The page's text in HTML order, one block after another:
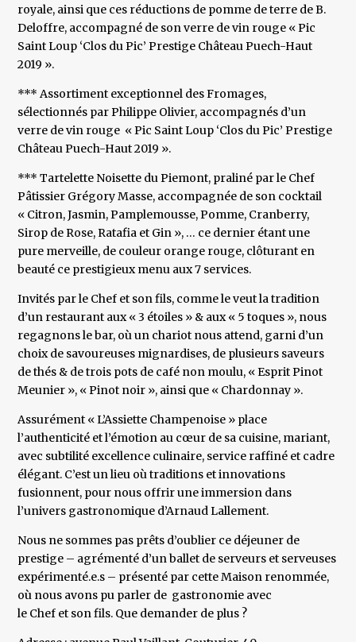
royale, ainsi que ces réductions de pomme de terre de B.
Deloffre, accompagné de son verre de vin rouge « Pic
Saint Loup ‘Clos du Pic’ Prestige Château Puech-Haut
2019 ».
*** Assortiment exceptionnel des Fromages,
sélectionnés par Philippe Olivier, accompagnés d’un
verre de vin rouge « Pic Saint Loup ‘Clos du Pic’ Prestige
Château Puech-Haut 2019 ».
*** Tartelette Noisette du Piemont, praliné par le Chef
Pâtissier Grégory Masse, accompagnée de son cocktail
« Citron, Jasmin, Pamplemousse, Pomme, Cranberry,
Sirop de Rose, Ratafia et Gin », … ce dernier étant une
pure merveille, de couleur orange rouge, clôturant en
beauté ce prestigieux menu aux 7 services.
Invités par le Chef et son fils, comme le veut la tradition
d’un restaurant aux « 3 étoiles » & aux « 5 toques », nous
regagnons le bar, où un chariot nous attend, garni d’un
choix de savoureuses mignardises, de plusieurs saveurs
de thés & de trois pots de café non moulu, « Esprit Pinot
Meunier », « Pinot noir », ainsi que « Chardonnay ».
Assurément « L’Assiette Champenoise » place
l’authenticité et l’émotion au cœur de sa cuisine, mariant,
avec subtilité excellence culinaire, service raffiné et cadre
élégant. C’est un lieu où traditions et innovations
fusionnent, pour nous offrir une immersion dans
l’univers gastronomique d’Arnaud Lallement.
Nous ne sommes pas prêts d’oublier ce déjeuner de
prestige – agrémenté d’un ballet de serveurs et serveuses
expérimenté.e.s – présenté par cette Maison renommée,
où nous avons pu parler de gastronomie avec
le Chef et son fils. Que demander de plus ?